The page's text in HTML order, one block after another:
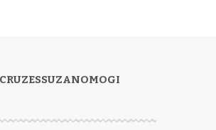
SUZANOMOGI